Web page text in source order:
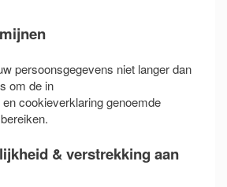
persoonsgegevens niet langer dan
om de in
cookieverklaring genoemde
& verstrekking aan